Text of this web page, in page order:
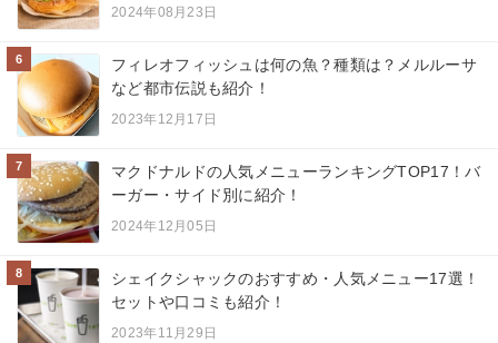
2024年08月23日
6
フィレオフィッシュは何の魚？種類は？メルルーサ
など都市伝説も紹介！
2023年12月17日
7
マクドナルドの人気メニューランキングTOP17！バ
ーガー・サイド別に紹介！
2024年12月05日
8
シェイクシャックのおすすめ・人気メニュー17選！
セットや口コミも紹介！
2023年11月29日